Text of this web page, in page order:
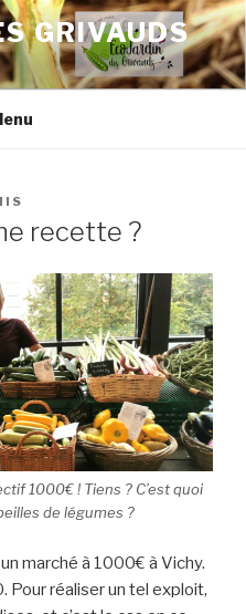
GRIVAUDS
recette ?
1000€ ! Tiens ? C’est quoi
de légumes ?
marché à 1000€ à Vichy.
Pour réaliser un tel exploit,